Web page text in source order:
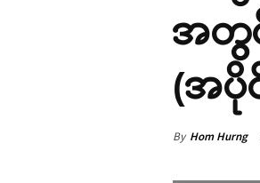
အတွင်
(အပို
By Hom Hurng